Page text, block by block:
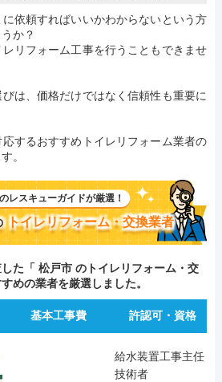
に依頼すればいいかわからないという方
か？
リフォーム工事を行うこともできませ
は、価格だけではなく信頼性も重要に
するおすすめトイレリフォーム業者の
。
レスキューガイドが厳選！
トイレリフォーム・交換業者
た「 松戸市 のトイレリフォーム・交
めの業者を厳選しました。
基本工事費 許認可・資格
給水装置工事主任
技術者